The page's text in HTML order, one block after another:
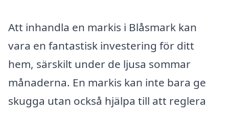
Att inhandla en markis i Blåsmark kan
vara en fantastisk investering för ditt
hem, särskilt under de ljusa sommar
månaderna. En markis kan inte bara ge
skugga utan också hjälpa till att reglera